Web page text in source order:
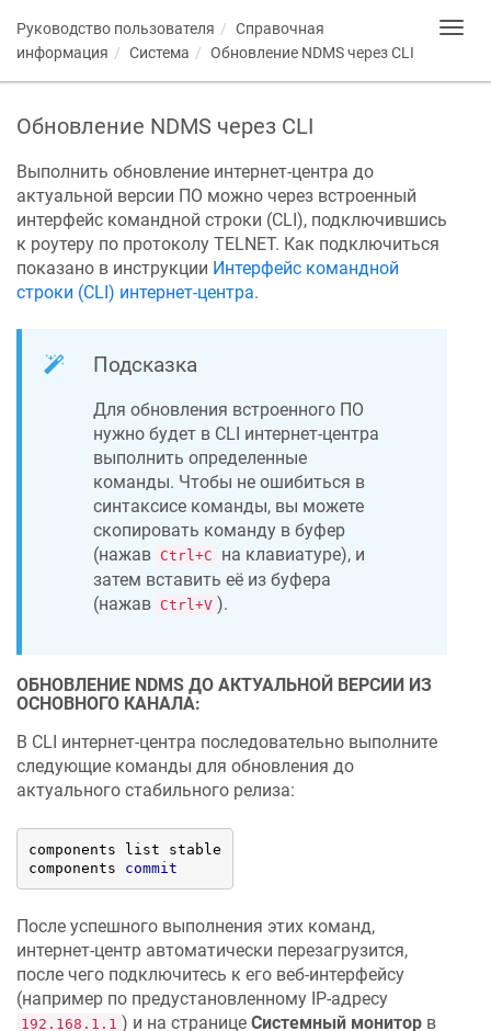
Руководство пользователя
Справочная
информация
Система Обновление NDMSчерез CLI
Обновление NDMS через CLI
Выполнить обновление интернет-центра до
актуальной версии ПО можно через встроенный
интерфейс командной строки (CLI), подключившись
к роутеру по протоколу TELNET. Как подключиться
показано в инструкции Интерфейс командной
строки (CLI) интернет-центра.
Подсказка
Для обновления встроенного ПО
нужно будет в CLI интернет-центра
выполнить определенные
команды. Чтобы не ошибиться в
синтаксисе команды, вы можете
скопировать команду в буфер
(нажав Ctrl+C
на клавиатуре), и
затем вставить её из буфера
(нажав Ctrl+V ).
ОБНОВЛЕНИЕ NDMS ДО АКТУАЛЬНОЙ ВЕРСИИ ИЗ
ОСНОВНОГО КАНАЛА:
В CLI интернет-центра последовательно выполните
следующие команды для обновления до
актуального стабильного релиза:
components list stable
components commit
После успешного выполнения этих команд,
интернет-центр автоматически перезагрузится,
после чего подключитесь к его веб-интерфейсу
(например по предустановленному IP-адресу
192.168.1.1 ) и на странице Системный монитор в